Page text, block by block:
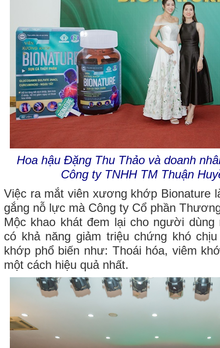
Hoa hậu Đặng Thu Thảo và doanh
Công ty TNHH TM Thuận
Việc ra mắt viên xương khớp Bionature
gắng nỗ lực mà Công ty Cổ phần
Mộc khao khát đem lại cho người
có khả năng giảm triệu chứng khó
khớp phổ biến như: Thoái hóa, viêm
một cách hiệu quả nhất.